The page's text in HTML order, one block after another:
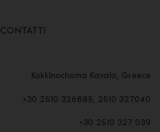
CONTATTI
Kokkinochoma Kavala, Greece
+30 2510 326885, 2510 327040
+30 2510 327 039